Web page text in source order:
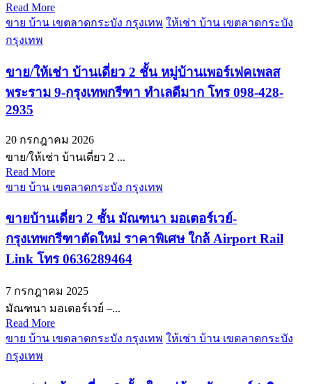
Read More
ขาย บ้าน เขตลาดกระบัง กรุงเทพ ให้เช่า บ้าน เขตลาดกระบัง
กรุงเทพ
ขาย/ให้เช่า บ้านเดี่ยว 2 ชั้น หมู่บ้านเพอร์เฟคเพลส
พระราม 9-กรุงเทพกรีฑา ทำเลดีมาก โทร 098-428-
2935
20 กรกฎาคม 2026
ขาย/ให้เช่า บ้านเดี่ยว 2 ...
Read More
ขาย บ้าน เขตลาดกระบัง กรุงเทพ
ขายบ้านเดี่ยว 2 ชั้น มัณฑนา มอเตอร์เวย์-
กรุงเทพกรีฑาตัดใหม่ ราคาพิเศษ ใกล้ Airport Rail
Link โทร 0636289464
7 กรกฎาคม 2025
มัณฑนา มอเตอร์เวย์ –...
Read More
ขาย บ้าน เขตลาดกระบัง กรุงเทพ ให้เช่า บ้าน เขตลาดกระบัง
กรุงเทพ